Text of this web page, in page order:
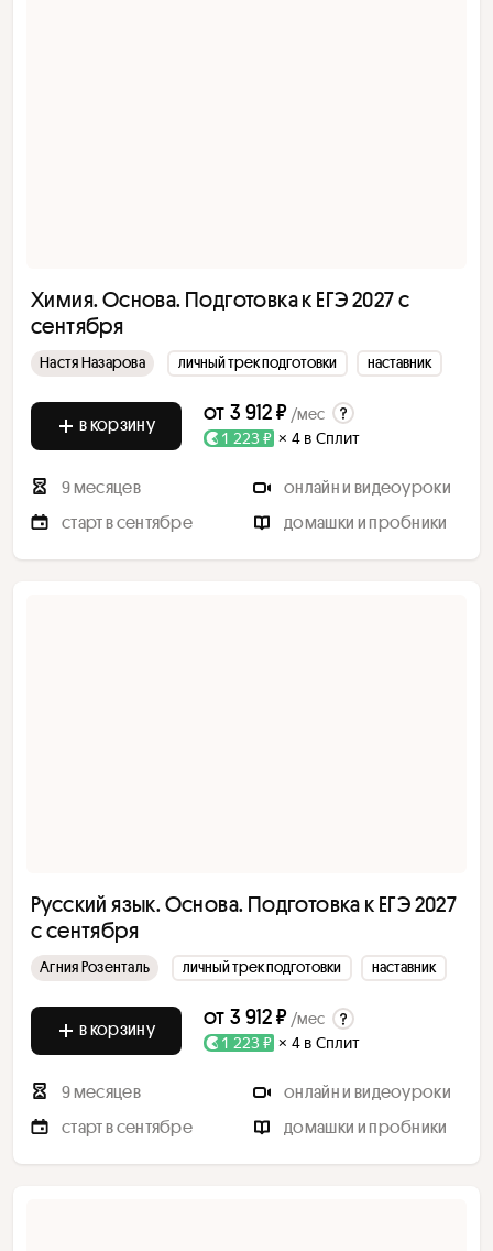
Химия. Основа. Подготовка к ЕГЭ 2027 с
сентября
Настя Назарова личный трек подготовки наставник
в корзину от 3 912 ₽ /мес
1 223 ₽ × 4 в Сплит
9 месяцев
онлайн и видеоуроки
старт в сентябре
домашки и пробники
Русский язык. Основа. Подготовка к ЕГЭ 2027
с сентября
Агния Розенталь личный трек подготовки наставник
в корзину от 3 912 ₽ /мес
1 223 ₽ × 4 в Сплит
9 месяцев
онлайн и видеоуроки
старт в сентябре
домашки и пробники